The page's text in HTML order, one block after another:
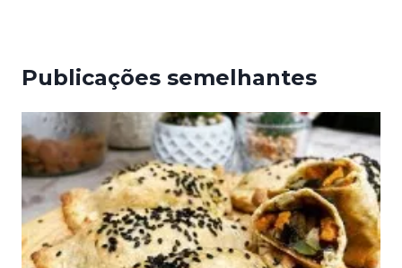
Publicações semelhantes